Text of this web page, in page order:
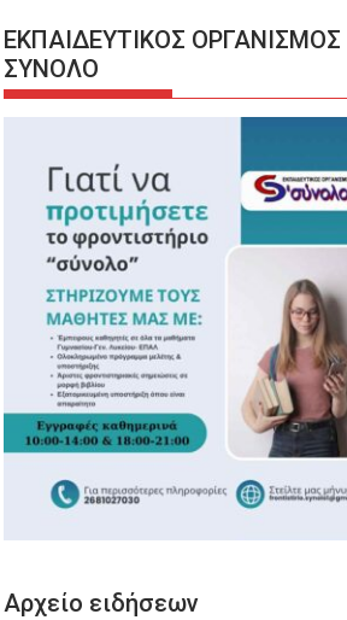
ΕΚΠΑΙΔΕΥΤΙΚΟΣ ΟΡΓΑΝΙΣΜΟΣ
ΣΥΝΟΛΟ
Αρχείο ειδήσεων